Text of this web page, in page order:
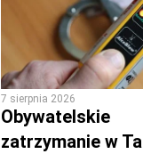
7 sierpnia 2026
Obywatelskie
zatrzymanie w